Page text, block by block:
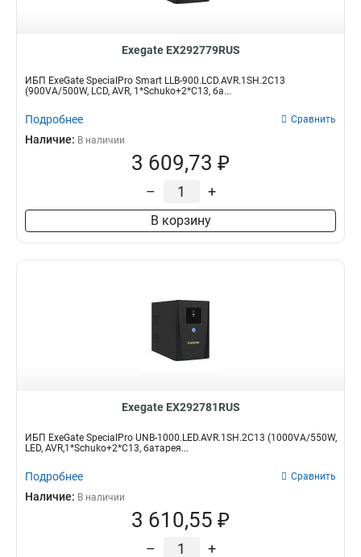
Exegate EX292779RUS
ИБП ExeGate SpecialPro Smart LLB-900.LCD.AVR.1SH.2C13
(900VA/500W, LCD, AVR, 1*Schuko+2*C13, ба...
Подробнее Сравнить
Наличие: В наличии
3 609,73 ₽
– +
В корзину
Exegate EX292781RUS
ИБП ExeGate SpecialPro UNB-1000.LED.AVR.1SH.2C13 (1000VA/550W,
LED, AVR,1*Schuko+2*C13, батарея...
Подробнее Сравнить
Наличие: В наличии
3 610,55 ₽
– +